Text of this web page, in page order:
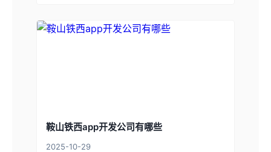
鞍山铁西app开发公司有哪些
2025-10-29